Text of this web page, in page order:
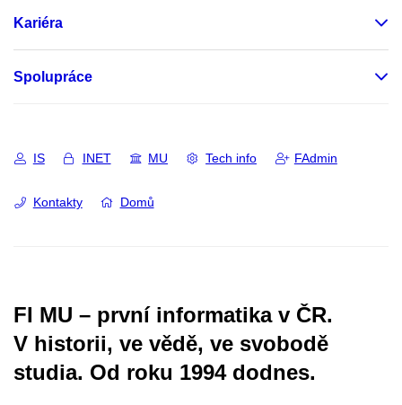
Kariéra
Spolupráce
IS INET MU Tech info FAdmin
Kontakty Domů
FI MU – první informatika v ČR.
V historii, ve vědě, ve svobodě
studia. Od roku 1994 dodnes.